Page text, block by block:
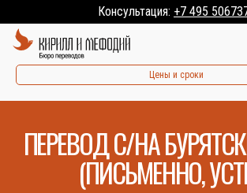
Консультация: +7 495
Цены и сроки
ПЕРЕВОД С/НА
(ПИСЬМЕННО,